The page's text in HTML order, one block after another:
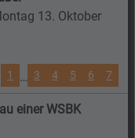
13. Oktober
1 … 3 4 5 6 7
einer WSBK